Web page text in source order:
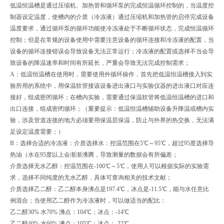
低温恒温槽是通过压缩机、加热管和循环泵的完成恒温循环控制的，当温度控
制器设定温度，使槽内的介质（冷冻液）通过压缩机和加热管的启停完成设备
温度要求，通过循环泵的循环功能使冷冻液处于不断循环状态，完成恒温循环
控制；但是在常规的设备使用中需要注意设备的循环连接和冷冻液的配置，当
设备的循环连接错误会导致设备无法正常运行；冷冻液的配置或选择不当会导
致设备的降温速率和时间有所延长，严重会导致无法完成控制需求；
A：低温恒温槽在使用时，需要使用外循环操作，首先把低温恒温槽接入到实
验所用的系统中，用保温软管接该设备进出液口与实验仪器的进出液口对应连
接好，组成密闭循环；在槽内实验，需要通过保温软管将低温恒温槽的进口和
出口连接，组成密闭循环；（重要提示：低温恒温槽辅助设备升降温或槽内实
验，涉及管道连接的地方必须要用保温层保温，防止与外界的热交换，无法满
足设定温度需要；）
B：选择合适的冷冻液：介质选择水：控温范围在5℃～95℃，超过95度选择导
热油（水在95度以上会渐渐沸腾，导致测量的数据会有所偏差；
介质选择无水乙醇：控温范围在-100℃～5℃，使用人可以根据实际的实验需
求，选择不同纯度的无水乙醇，具体可查询相关的技术文献；
介质选择乙二醇：乙二醇本身沸点是197.4℃，冰点是-11.5℃，能与水任意比
例混合；当使用乙二醇作为冷冻液时，可以做适当的配比：
乙二醇30% 水70% 沸点：104℃；冰点：-14℃